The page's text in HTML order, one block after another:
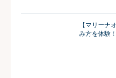
【マリーナ
み方を体験！